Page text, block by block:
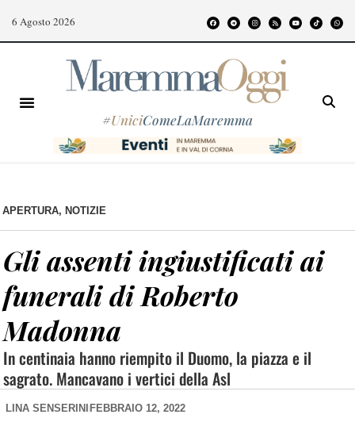
6 Agosto 2026
#UniciComeLaMaremma
APERTURA, NOTIZIE
Gli assenti ingiustificati ai
funerali di Roberto
Madonna
In centinaia hanno riempito il Duomo, la piazza e il
sagrato. Mancavano i vertici della Asl
LINA SENSERINI FEBBRAIO 12, 2022